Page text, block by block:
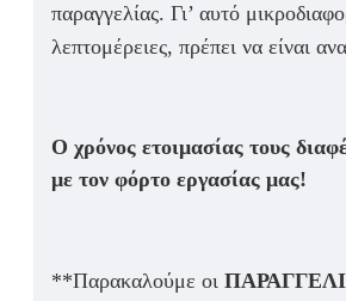
παραγγελίας. Γι’ αυτό
λεπτομέρειες, πρέπει να είναι
Ο χρόνος ετοιμασίας τους
με τον φόρτο εργασίας μας!
**Παρακαλούμε οι